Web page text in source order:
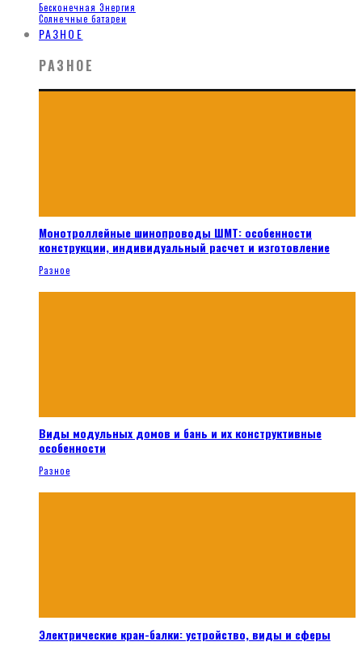
Бесконечная Энергия
Солнечные батареи
РАЗНОЕ
РАЗНОЕ
Монотроллейные шинопроводы ШМТ: особенности
конструкции, индивидуальный расчет и изготовление
Разное
Виды модульных домов и бань и их конструктивные
особенности
Разное
Электрические кран-балки: устройство, виды и сферы